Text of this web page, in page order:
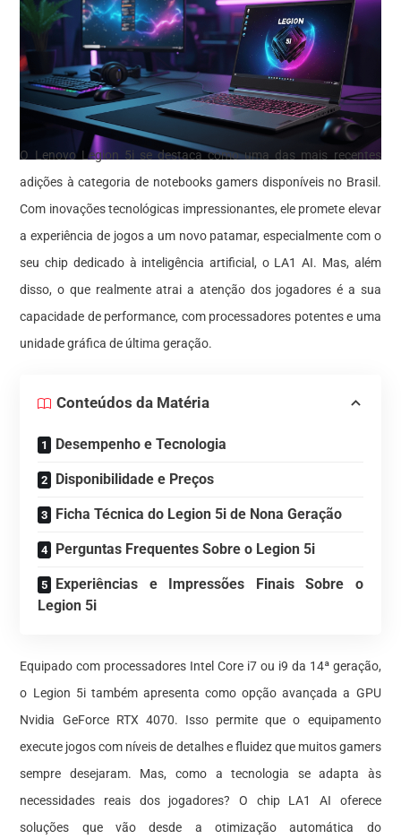
O Lenovo Legion 5i se destaca como uma das mais recentes
adições à categoria de notebooks gamers disponíveis no Brasil.
Com inovações tecnológicas impressionantes, ele promete elevar
a experiência de jogos a um novo patamar, especialmente com o
seu chip dedicado à inteligência artificial, o LA1 AI. Mas, além
disso, o que realmente atrai a atenção dos jogadores é a sua
capacidade de performance, com processadores potentes e uma
unidade gráfica de última geração.
Conteúdos da Matéria
Desempenho e Tecnologia
Disponibilidade e Preços
Ficha Técnica do Legion 5i de Nona Geração
Perguntas Frequentes Sobre o Legion 5i
Experiências e Impressões Finais Sobre o
Legion 5i
Equipado com processadores Intel Core i7 ou i9 da 14ª geração,
o Legion 5i também apresenta como opção avançada a GPU
Nvidia GeForce RTX 4070. Isso permite que o equipamento
execute jogos com níveis de detalhes e fluidez que muitos gamers
sempre desejaram. Mas, como a tecnologia se adapta às
necessidades reais dos jogadores? O chip LA1 AI oferece
soluções que vão desde a otimização automática do